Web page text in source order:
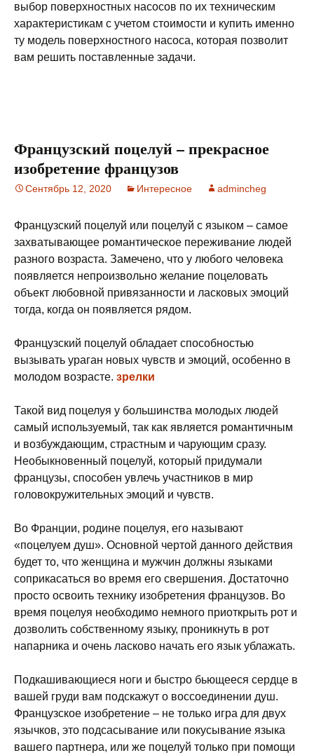
выбор поверхностных насосов по их техническим
характеристикам с учетом стоимости и купить именно
ту модель поверхностного насоса, которая позволит
вам решить поставленные задачи.
Французский поцелуй – прекрасное
изобретение французов
Сентябрь 12, 2020 Интересное admincheg
Французский поцелуй или поцелуй с языком – самое
захватывающее романтическое переживание людей
разного возраста. Замечено, что у любого человека
появляется непроизвольно желание поцеловать
объект любовной привязанности и ласковых эмоций
тогда, когда он появляется рядом.
Французский поцелуй обладает способностью
вызывать ураган новых чувств и эмоций, особенно в
молодом возрасте. зрелки
Такой вид поцелуя у большинства молодых людей
самый используемый, так как является романтичным
и возбуждающим, страстным и чарующим сразу.
Необыкновенный поцелуй, который придумали
французы, способен увлечь участников в мир
головокружительных эмоций и чувств.
Во Франции, родине поцелуя, его называют
«поцелуем душ». Основной чертой данного действия
будет то, что женщина и мужчин должны языками
соприкасаться во время его свершения. Достаточно
просто освоить технику изобретения французов. Во
время поцелуя необходимо немного приоткрыть рот и
дозволить собственному языку, проникнуть в рот
напарника и очень ласково начать его язык ублажать.
Подкашивающиеся ноги и быстро бьющееся сердце в
вашей груди вам подскажут о воссоединении душ.
Французское изобретение – не только игра для двух
язычков, это подсасывание или покусывание языка
вашего партнера, или же поцелуй только при помощи